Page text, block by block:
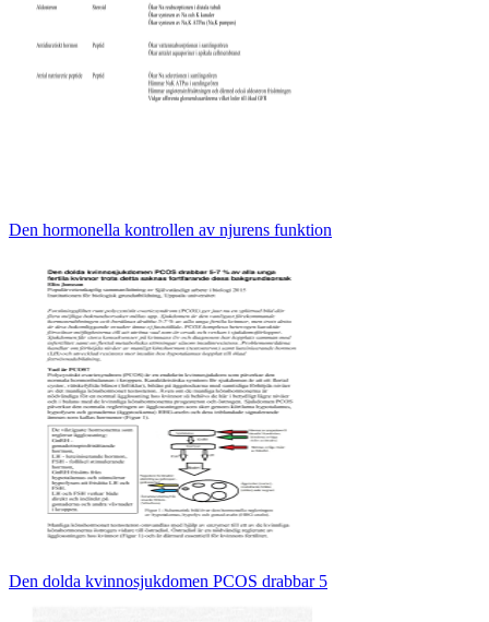
Den hormonella kontrollen av njurens funktion
Den dolda kvinnosjukdomen PCOS drabbar 5